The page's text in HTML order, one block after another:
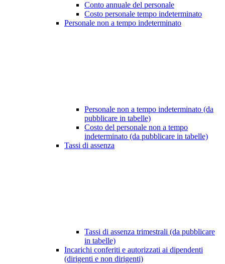
Conto annuale del personale
Costo personale tempo indeterminato
Personale non a tempo indeterminato
Personale non a tempo indeterminato (da
pubblicare in tabelle)
Costo del personale non a tempo
indeterminato (da pubblicare in tabelle)
Tassi di assenza
Tassi di assenza trimestrali (da pubblicare
in tabelle)
Incarichi conferiti e autorizzati ai dipendenti
(dirigenti e non dirigenti)